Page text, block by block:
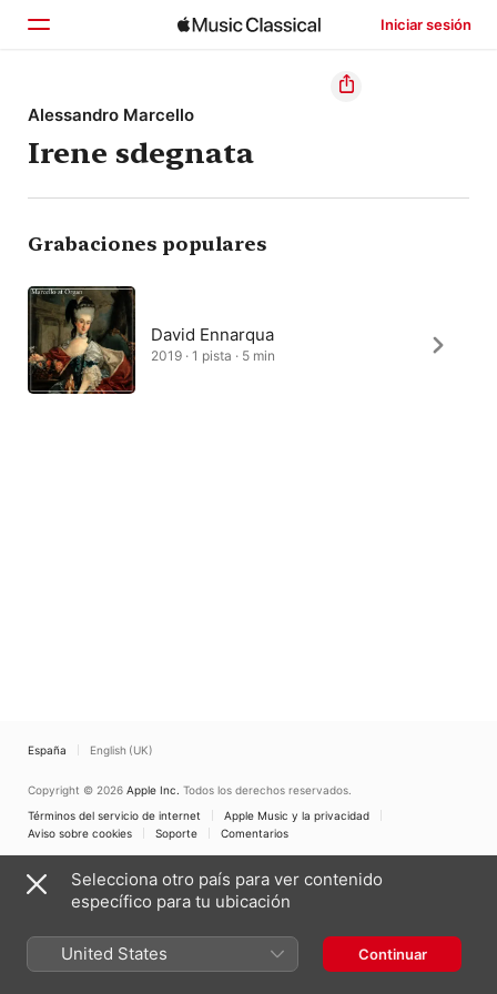
Iniciar sesión
Inicio
Explorar
Buscar
Alessandro Marcello
Irene sdegnata
Grabaciones populares
David Ennarqua
2019 · 1 pista · 5 min
España English (UK)
Copyright © 2026 Apple Inc. Todos los derechos reservados.
Términos del servicio de internet
Apple Music y la privacidad
Aviso sobre cookies
Soporte Comentarios
Selecciona otro país para ver contenido
específico para tu ubicación
United States Continuar